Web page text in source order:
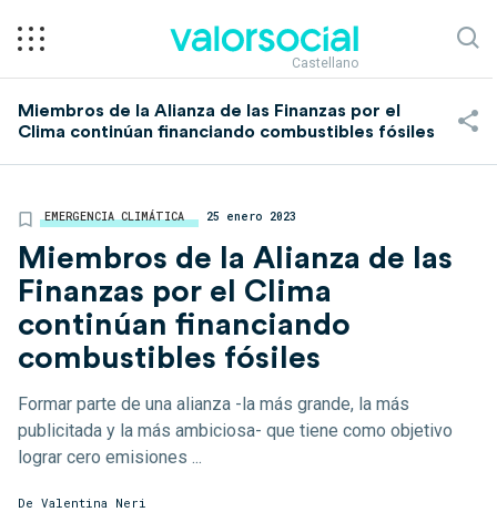
Castellano
Miembros de la Alianza de las Finanzas por el
Clima continúan financiando combustibles fósiles
EMERGENCIA CLIMÁTICA 25 enero 2023
Miembros de la Alianza de las
Finanzas por el Clima
continúan financiando
combustibles fósiles
Formar parte de una alianza -la más grande, la más
publicitada y la más ambiciosa- que tiene como objetivo
lograr cero emisiones ...
De Valentina Neri